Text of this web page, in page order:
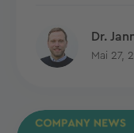
Dr.
Mai 27,